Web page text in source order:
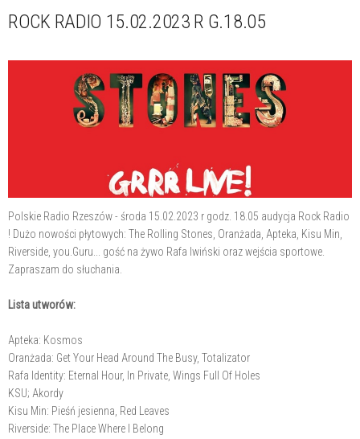
ROCK RADIO 15.02.2023 R G.18.05
Polskie Radio Rzeszów - środa 15.02.2023 r godz. 18.05 audycja Rock Radio
! Dużo nowości płytowych: The Rolling Stones, Oranżada, Apteka, Kisu Min,
Riverside, you.Guru... gość na żywo Rafa Iwiński oraz wejścia sportowe.
Zapraszam do słuchania.
Lista utworów:
Apteka: Kosmos
Oranżada: Get Your Head Around The Busy, Totalizator
Rafa Identity: Eternal Hour, In Private, Wings Full Of Holes
KSU; Akordy
Kisu Min: Pieśń jesienna, Red Leaves
Riverside: The Place Where I Belong